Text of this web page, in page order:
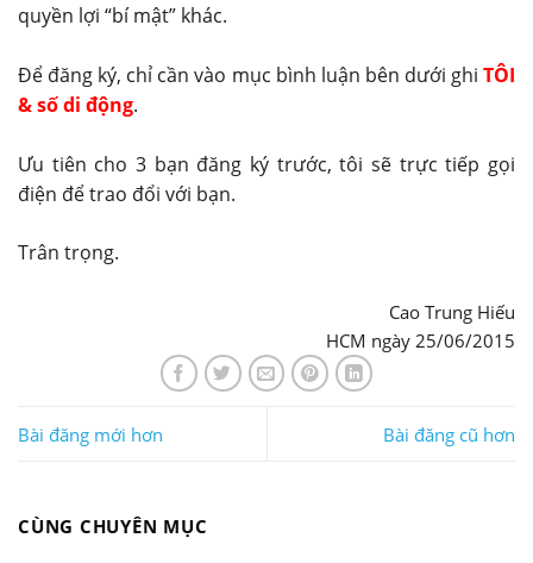
quyền lợi “bí mật” khác.
Để đăng ký, chỉ cần vào mục bình luận bên dưới ghi TÔI
& số di động.
Ưu tiên cho 3 bạn đăng ký trước, tôi sẽ trực tiếp gọi
điện để trao đổi với bạn.
Trân trọng.
Cao Trung Hiếu
HCM ngày 25/06/2015
Bài đăng mới hơn Bài đăng cũ hơn
CÙNG CHUYÊN MỤC